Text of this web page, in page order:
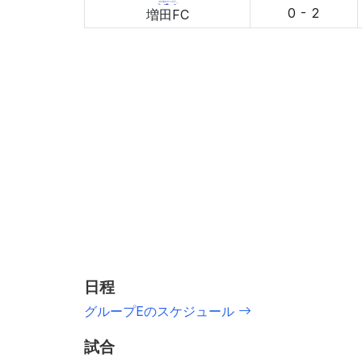
増田FC 0 - 2
日程
グループEのスケジュール
試合